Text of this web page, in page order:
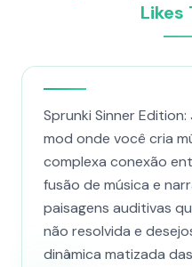
Likes
Sprunki Sinner Edition:
mod onde você cria
complexa conexão
fusão de música e
paisagens auditivas
não resolvida e
dinâmica matizada